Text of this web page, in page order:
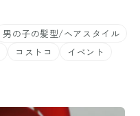
男の子の髪型/ヘアスタイル
コストコ
イベント